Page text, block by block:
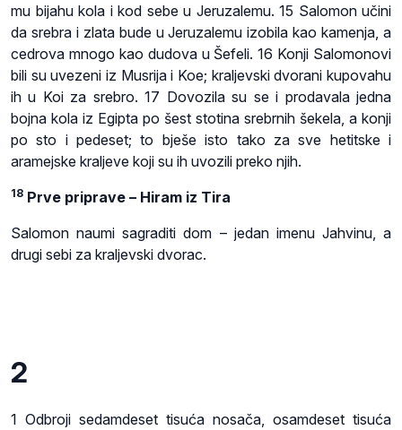
mu bijahu kola i kod sebe u Jeruzalemu. 15 Salomon učini
da srebra i zlata bude u Jeruzalemu izobila kao kamenja, a
cedrova mnogo kao dudova u Šefeli. 16 Konji Salomonovi
bili su uvezeni iz Musrija i Koe; kraljevski dvorani kupovahu
ih u Koi za srebro. 17 Dovozila su se i prodavala jedna
bojna kola iz Egipta po šest stotina srebrnih šekela, a konji
po sto i pedeset; to bješe isto tako za sve hetitske i
aramejske kraljeve koji su ih uvozili preko njih.
18 Prve priprave – Hiram iz Tira
Salomon naumi sagraditi dom – jedan imenu Jahvinu, a
drugi sebi za kraljevski dvorac.
2
1 Odbroji sedamdeset tisuća nosača, osamdeset tisuća